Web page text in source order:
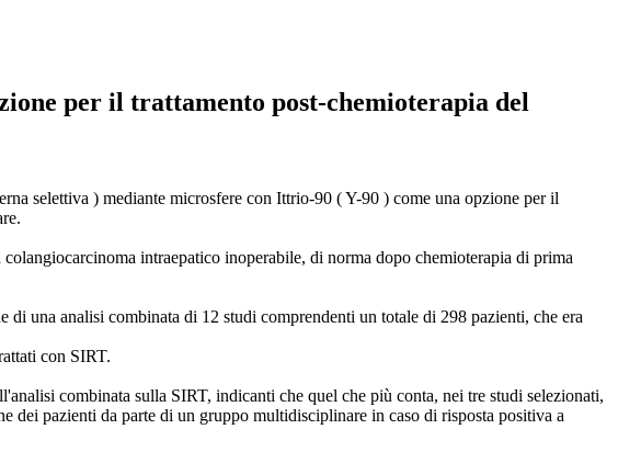
per il trattamento post-chemioterapia del
selettiva ) mediante microsfere con Ittrio-90 ( Y-90 ) come una opzione per il
intraepatico inoperabile, di norma dopo chemioterapia di prima
una analisi combinata di 12 studi comprendenti un totale di 298 pazienti, che era
con SIRT.
combinata sulla SIRT, indicanti che quel che più conta, nei tre studi selezionati,
dei pazienti da parte di un gruppo multidisciplinare in caso di risposta positiva a